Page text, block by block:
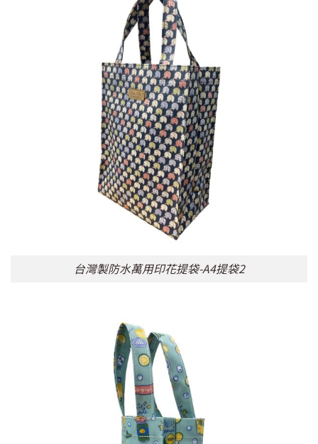
台灣製防水萬用印花提袋-A4提袋2